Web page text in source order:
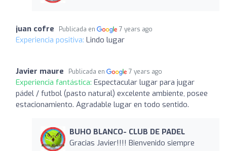
juan cofre Publicada en 7 years ago
Experiencia positiva: Lindo lugar
Javier maure Publicada en 7 years ago
Experiencia fantástica: Espectacular lugar para jugar
pádel / futbol (pasto natural) excelente ambiente, posee
estacionamiento. Agradable lugar en todo sentido.
BUHO BLANCO- CLUB DE PADEL
Gracias Javier!!!! Bienvenido siempre